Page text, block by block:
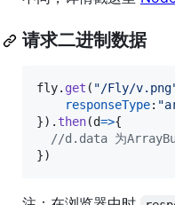
请求二进制数据
fly. get ( "/Fly/
responseType:
}) . then(d=>{
//d.data 为
})